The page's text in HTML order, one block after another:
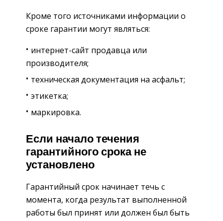
Кроме того источниками информации о
сроке гарантии могут являться:
интернет-сайт продавца или
производителя;
техническая документация на асфальт;
этикетка;
маркировка.
Если начало течения
гарантийного срока не
установлено
Гарантийный срок начинает течь с
момента, когда результат выполненной
работы был принят или должен был быть